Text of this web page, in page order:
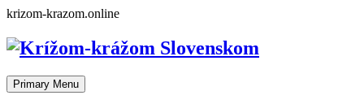
Skip
content
krizom-krazom.online
Primary Menu